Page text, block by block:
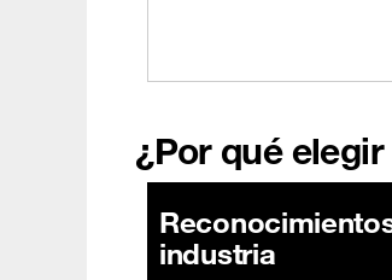
¿Por quéelegir
industria